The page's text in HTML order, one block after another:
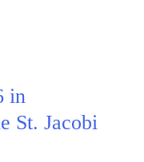
in
St. Jacobi